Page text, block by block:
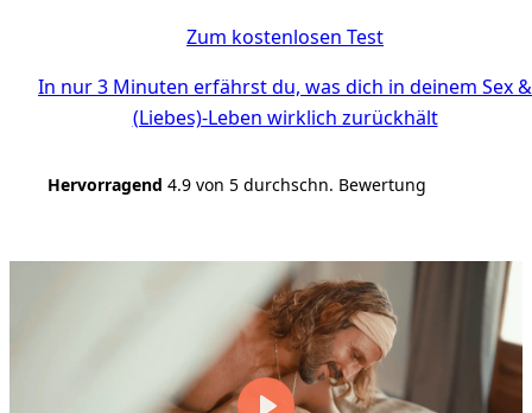
Zum kostenlosen Test
In nur 3 Minuten erfährst du, was dich in deinem Sex &
(Liebes)-Leben wirklich zurückhält
Hervorragend 4.9 von 5 durchschn. Bewertung